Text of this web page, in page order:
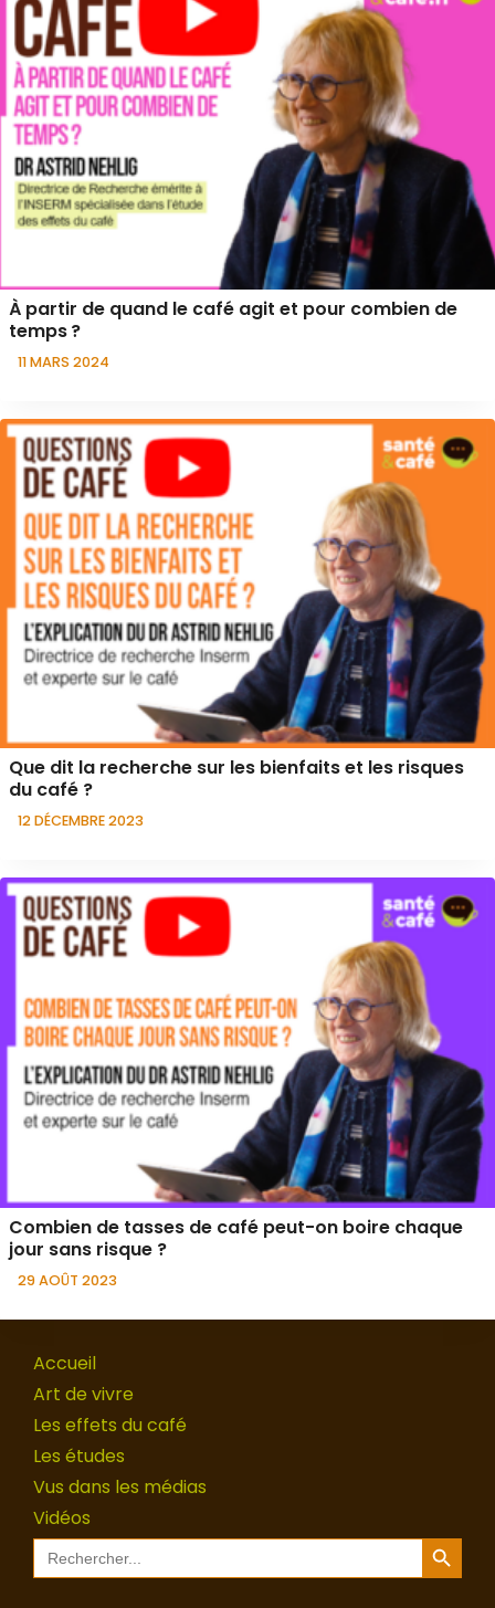
À partir de quand le café agit et pour combien de
temps ?
11 MARS 2024
Que dit la recherche sur les bienfaits et les risques
du café ?
12 DÉCEMBRE 2023
Combien de tasses de café peut-on boire chaque
jour sans risque ?
29 AOÛT 2023
Accueil
Art de vivre
Les effets du café
Les études
Vus dans les médias
Vidéos
Search
for:
Search Button